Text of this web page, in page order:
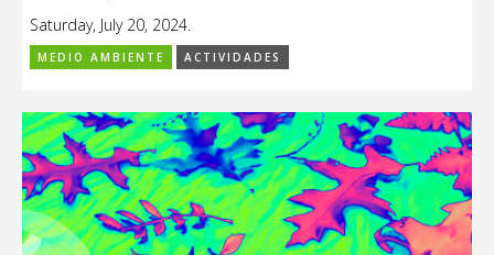
Saturday, July 20, 2024.
MEDIO AMBIENTE ACTIVIDADES